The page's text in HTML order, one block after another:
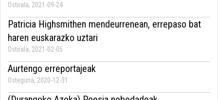
Ostirala, 2021-09-24
Patricia Highsmithen mendeurrenean, errepaso bat
haren euskarazko uztari
Ostirala, 2021-02-05
Aurtengo erreportajeak
Osteguna, 2020-12-31